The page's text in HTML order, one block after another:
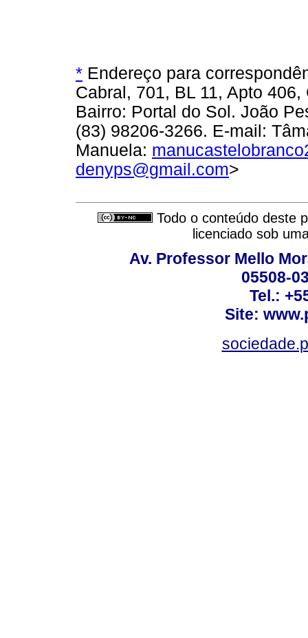
* Endereço para
Cabral, 701, BL 11, Apto
Bairro: Portal do Sol. João
(83) 98206-3266. E-mail:
Manuela:
denyps@gmail.com>
Todo o conteúdo deste
licenciado sob
Av. Professor Mello
05508-
Tel.:
Site: